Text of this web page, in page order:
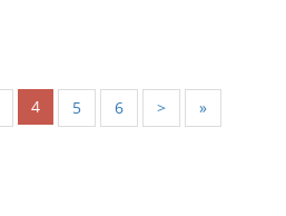
4 5 6 > »